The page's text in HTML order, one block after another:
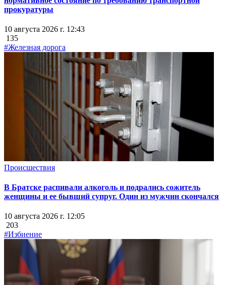
прокуратуры
10 августа 2026 г. 12:43
135
#Железная дорога
Происшествия
В Братске распивали алкоголь и подрались сожитель
женщины и ее бывший супруг. Один из мужчин скончался
10 августа 2026 г. 12:05
203
#Избиение